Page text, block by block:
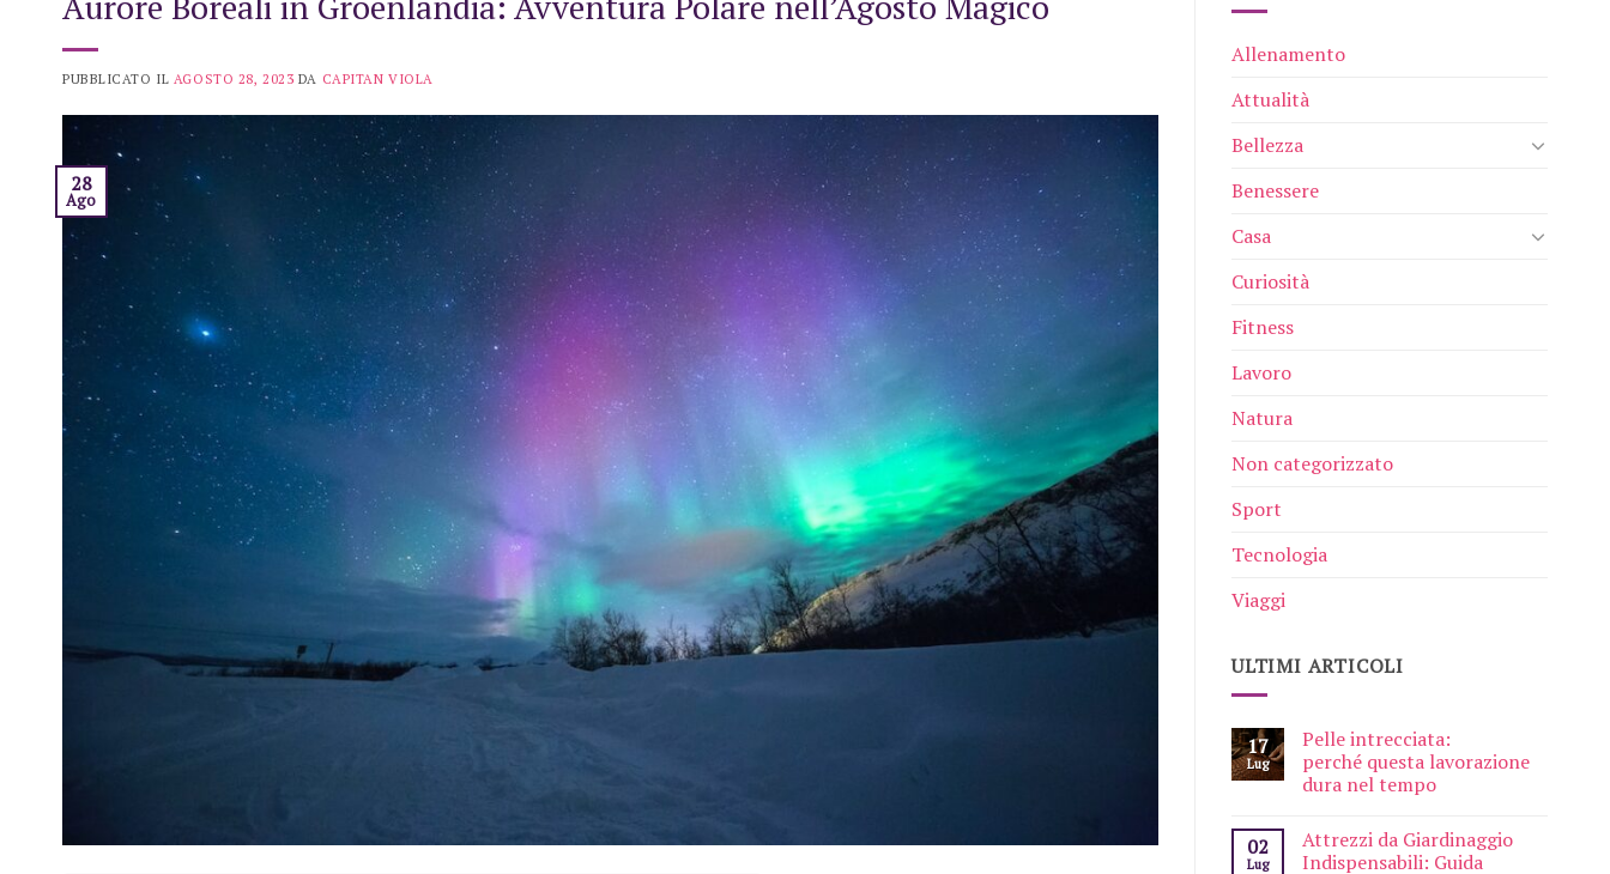
PUBBLICATO IL AGOSTO 28, 2023 DA CAPITAN VIOLA
28
Ago
Allenamento
Attualità
Bellezza
Benessere
Casa
Curiosità
Fitness
Lavoro
Natura
Non categorizzato
Sport
Tecnologia
Viaggi
ULTIMI ARTICOLI
17
Lug
Pelle intrecciata:
perché questa lavorazione
dura nel tempo
02
Lug
Attrezzi da Giardinaggio
Indispensabili: Guida